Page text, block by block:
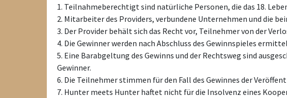
1. Teilnahmeberechtigt sind natürliche Personen, die das 18.
2. Mitarbeiter des Providers, verbundene Unternehmen und die
3. Der Provider behält sich das Recht vor, Teilnehmer von der
4. Die Gewinner werden nach Abschluss des Gewinnspieles
5. Eine Barabgeltung des Gewinns und der Rechtsweg sind
Gewinner.
6. Die Teilnehmer stimmen für den Fall des Gewinnes der
7. Hunter meets Hunter haftet nicht für die Insolvenz eines